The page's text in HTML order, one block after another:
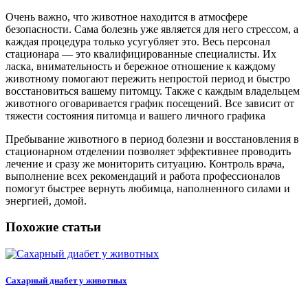
Очень важно, что животное находится в атмосфере
безопасности. Сама болезнь уже является для него стрессом, а
каждая процедура только усугубляет это. Весь персонал
стационара — это квалифицированные специалисты. Их
ласка, внимательность и бережное отношение к каждому
животному помогают пережить непростой период и быстро
восстановиться вашему питомцу. Также с каждым владельцем
животного оговаривается график посещений. Все зависит от
тяжести состояния питомца и вашего личного графика
Пребывание животного в период болезни и восстановления в
стационарном отделении позволяет эффективнее проводить
лечение и сразу же мониторить ситуацию. Контроль врача,
выполнение всех рекомендаций и работа профессионалов
помогут быстрее вернуть любимца, наполненного силами и
энергией, домой.
Похожие статьи
Сахарный диабет у животных